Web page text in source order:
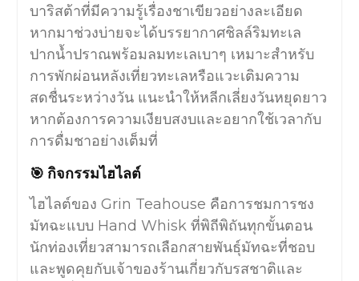
บาริสต้าที่มีความรู้เรื่องชาเขียวอย่างละเอียด
หากมาช่วงบ่ายจะได้บรรยากาศชิลล์ริมทะเล
ปากน้ำปราณพร้อมลมทะเลเบาๆ เหมาะสำหรับ
การพักผ่อนหลังเที่ยวทะเลหรือแวะเติมความ
สดชื่นระหว่างวัน แนะนำให้หลีกเลี่ยงวันหยุดยาว
หากต้องการความเงียบสงบและอยากใช้เวลากับ
การดื่มชาอย่างเต็มที่
🎯 กิจกรรมไฮไลต์
ไฮไลต์ของ Grin Teahouse คือการชมการชง
มัทฉะแบบ Hand Whisk ที่พิถีพิถันทุกขั้นตอน
นักท่องเที่ยวสามารถเลือกสายพันธุ์มัทฉะที่ชอบ
และพูดคุยกับเจ้าของร้านเกี่ยวกับรสชาติและ